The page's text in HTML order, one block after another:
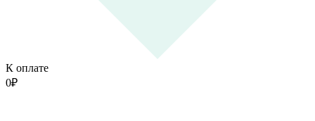
К оплате
0₽